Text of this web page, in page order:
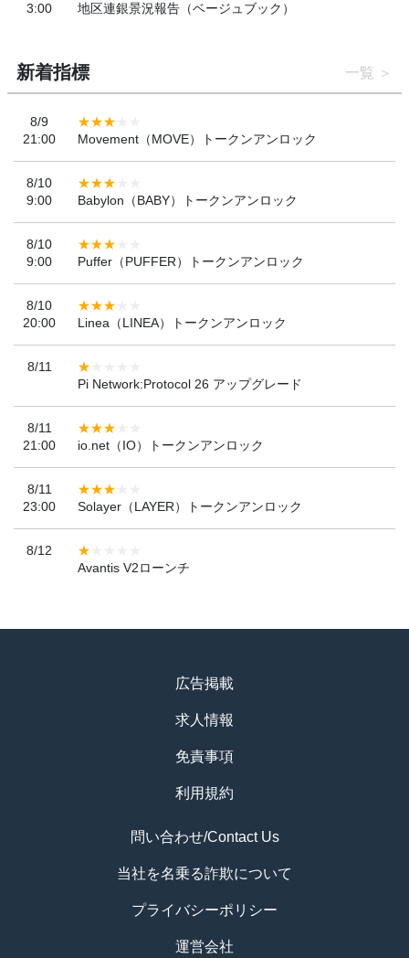
3:00
地区連銀景況報告（ベージュブック）
新着指標 一覧
8/9
21:00
Movement（MOVE）トークンアンロック
8/10
9:00
Babylon（BABY）トークンアンロック
8/10
9:00
Puffer（PUFFER）トークンアンロック
8/10
20:00
Linea（LINEA）トークンアンロック
8/11
Pi Network:Protocol 26 アップグレード
8/11
21:00
io.net（IO）トークンアンロック
8/11
23:00
Solayer（LAYER）トークンアンロック
8/12
Avantis V2ローンチ
広告掲載
求人情報
免責事項
利用規約
問い合わせ/Contact Us
当社を名乗る詐欺について
プライバシーポリシー
運営会社